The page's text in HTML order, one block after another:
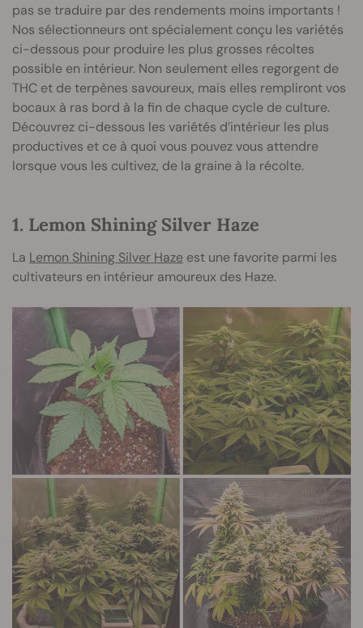
pas se traduire par des rendements moins importants !
Nos sélectionneurs ont spécialement conçu les variétés
ci-dessous pour produire les plus grosses récoltes
possible en intérieur. Non seulement elles regorgent de
THC et de terpènes savoureux, mais elles rempliront vos
bocaux à ras bord à la fin de chaque cycle de culture.
Découvrez ci-dessous les variétés d’intérieur les plus
productives et ce à quoi vous pouvez vous attendre
lorsque vous les cultivez, de la graine à la récolte.
1. Lemon Shining Silver Haze
La Lemon Shining Silver Haze est une favorite parmi les
cultivateurs en intérieur amoureux des Haze.